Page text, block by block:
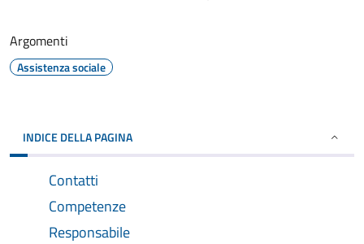
Argomenti
Assistenza sociale
INDICE DELLA PAGINA
Contatti
Competenze
Responsabile